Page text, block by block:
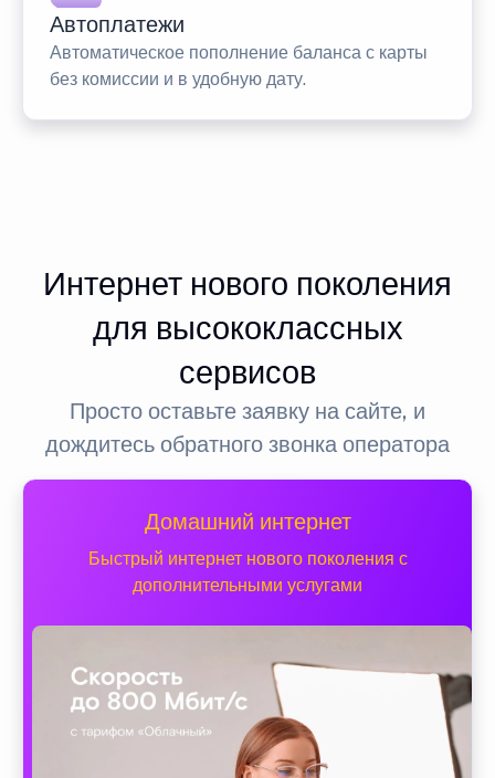
Автоплатежи
Автоматическое пополнение баланса с карты
без комиссии и в удобную дату.
Интернет нового поколения
для высококлассных
сервисов
Просто оставьте заявку на сайте, и
дождитесь обратного звонка оператора
Домашний интернет
Быстрый интернет нового поколения с
дополнительными услугами